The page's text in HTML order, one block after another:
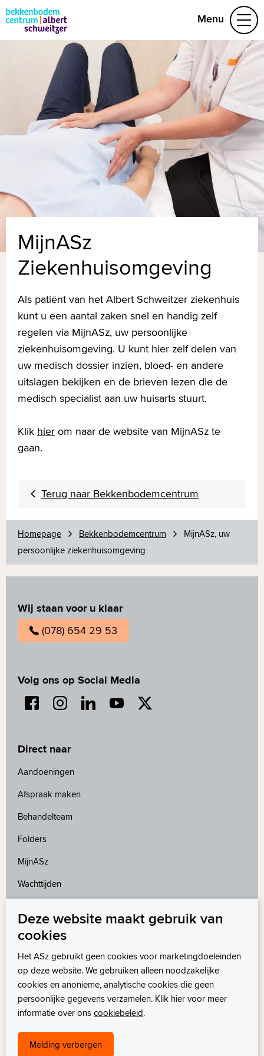
Menu
Aandoeningen
Behandelteam
Folders
Vragen
Afspraak maken
(078) 654 29 53
Naar home asz.nl
MijnASz
MijnASz
Ziekenhuisomgeving
Als patiënt van het Albert Schweitzer ziekenhuis
kunt u een aantal zaken snel en handig zelf
regelen via MijnASz, uw persoonlijke
ziekenhuisomgeving. U kunt hier zelf delen van
uw medisch dossier inzien, bloed- en andere
uitslagen bekijken en de brieven lezen die de
medisch specialist aan uw huisarts stuurt.
Klik hier om naar de website van MijnASz te
gaan.
Terug naar Bekkenbodemcentrum
Homepage Bekkenbodemcentrum
MijnASz, uw
persoonlijke ziekenhuisomgeving
Wij staan voor u klaar
(078) 654 29 53
Volg ons op Social Media
Direct naar
Aandoeningen
Afspraak maken
Behandelteam
Folders
MijnASz
Wachttijden
Meer weten?
Deze website maakt gebruik van
cookies
Het ASz gebruikt geen cookies voor marketingdoeleinden
op deze website. We gebruiken alleen noodzakelijke
cookies en anonieme, analytische cookies die geen
persoonlijke gegevens verzamelen. Klik hier voor meer
informatie over onscookiebeleid.
Melding verbergen